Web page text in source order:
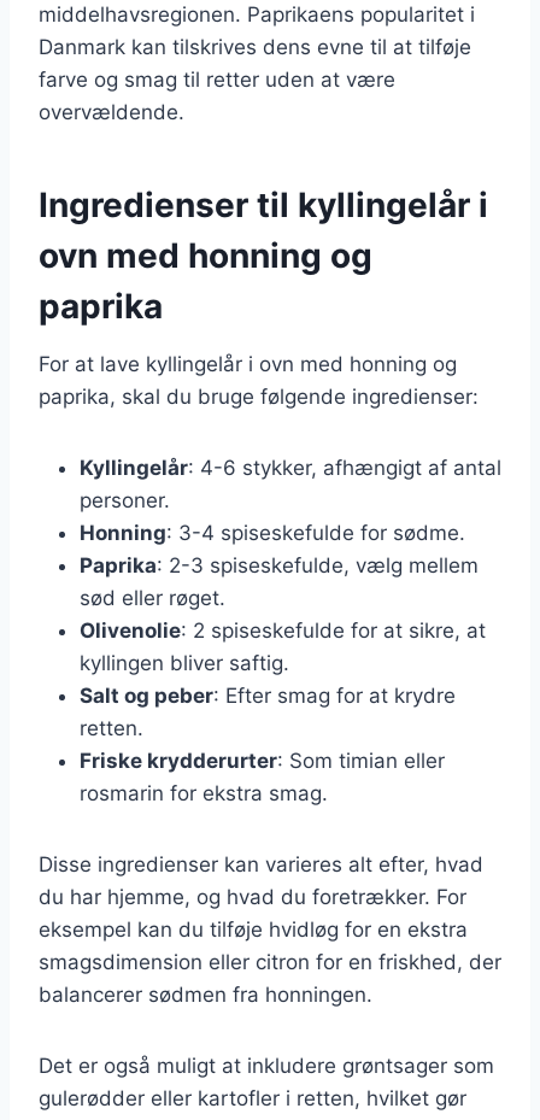
middelhavsregionen. Paprikaens popularitet i
Danmark kan tilskrives dens evne til at tilføje
farve og smag til retter uden at være
overvældende.
Ingredienser til kyllingelår i
ovn med honning og
paprika
For at lave kyllingelår i ovn med honning og
paprika, skal du bruge følgende ingredienser:
Kyllingelår: 4-6 stykker, afhængigt af antal
personer.
Honning: 3-4 spiseskefulde for sødme.
Paprika: 2-3 spiseskefulde, vælg mellem
sød eller røget.
Olivenolie: 2 spiseskefulde for at sikre, at
kyllingen bliver saftig.
Salt og peber: Efter smag for at krydre
retten.
Friske krydderurter: Som timian eller
rosmarin for ekstra smag.
Disse ingredienser kan varieres alt efter, hvad
du har hjemme, og hvad du foretrækker. For
eksempel kan du tilføje hvidløg for en ekstra
smagsdimension eller citron for en friskhed, der
balancerer sødmen fra honningen.
Det er også muligt at inkludere grøntsager som
gulerødder eller kartofler i retten, hvilket gør